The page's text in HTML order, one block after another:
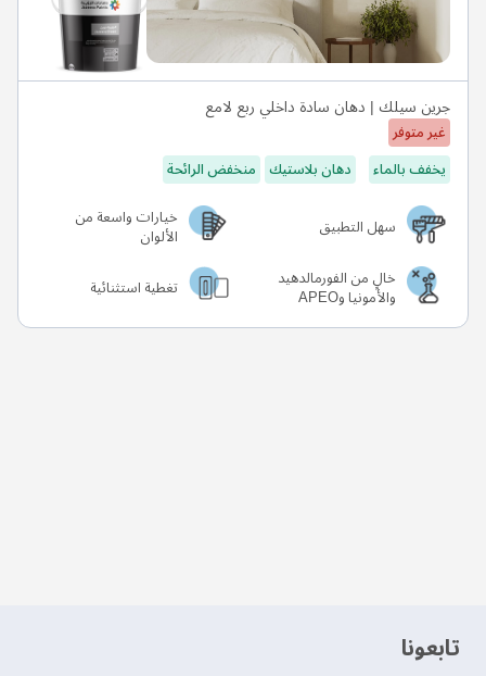
جرين سيلك | دهان سادة داخلي ربع لامع
غير متوفر
يخفف بالماء
دهان بلاستيك منخفض الرائحة
سهل التطبيق
خيارات واسعة من
الألوان
خالٍ من الفورمالدهيد
والأمونيا وAPEO تغطية استثنائية
‫تابعونا‬